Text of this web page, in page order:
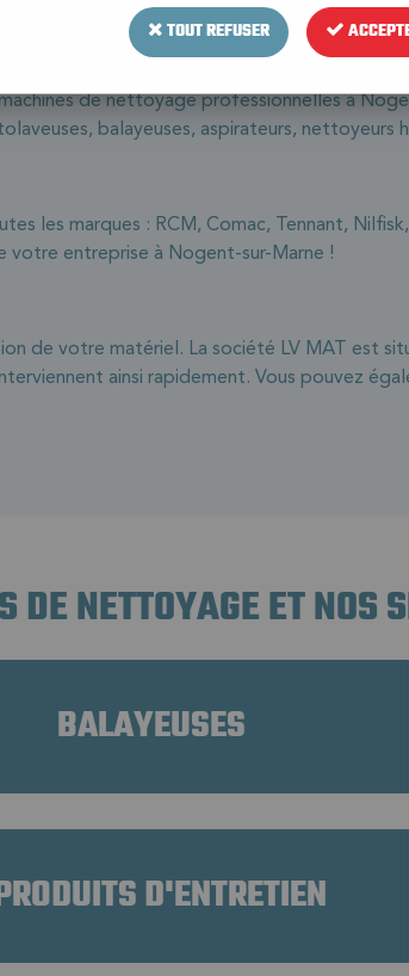
de nettoyage professionnelles à
balayeuses, aspirateurs, nettoyeurs
les marques : RCM, Comac, Tennant,
votre entreprise à Nogent-sur-Marne !
de votre matériel. La société LV MAT est
ainsi rapidement. Vous pouvez
DE NETTOYAGE ET NOS
BALAYEUSES
D'ENTRETIEN
TOUT REFUSER